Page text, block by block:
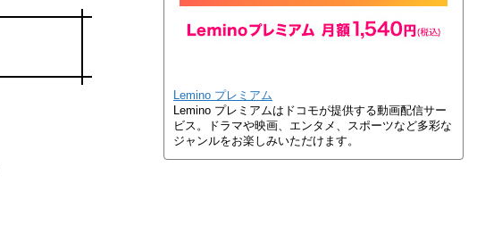
Lemino プレミアム
Lemino プレミアムはドコモが提供する動画配信サー
ビス。ドラマや映画、エンタメ、スポーツなど多彩な
ジャンルをお楽しみいただけます。